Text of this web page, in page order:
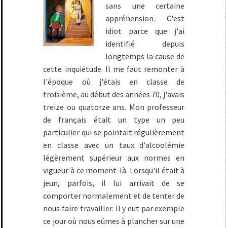
sans une certaine
appréhension. C'est
idiot parce que j'ai
identifié depuis
longtemps la cause de
cette inquiétude. Il me faut remonter à
l'époque où j'étais en classe de
troisième, au début des années 70, j'avais
treize ou quatorze ans. Mon professeur
de français était un type un peu
particulier qui se pointait régulièrement
en classe avec un taux d'alcoolémie
légèrement supérieur aux normes en
vigueur à ce moment-là. Lorsqu'il était à
jeun, parfois, il lui arrivait de se
comporter normalement et de tenter de
nous faire travailler. Il y eut par exemple
ce jour où nous eûmes à plancher sur une